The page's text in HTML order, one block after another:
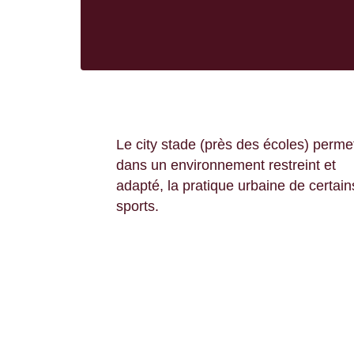
Le city stade (près des écoles)
dans un environnement restreint et
adapté, la pratique urbaine de
sports.